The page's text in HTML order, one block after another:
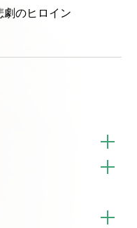
のヒロイン